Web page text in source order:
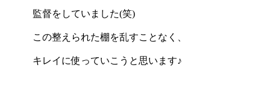
監督をしていました(笑)
この整えられた棚を乱すことなく、
キレイに使っていこうと思います♪